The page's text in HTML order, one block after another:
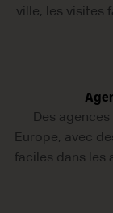
ville, les visites
Des
Europe, avec
faciles dans les